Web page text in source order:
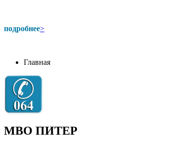
подробнее>
Главная
МВО ПИТЕР